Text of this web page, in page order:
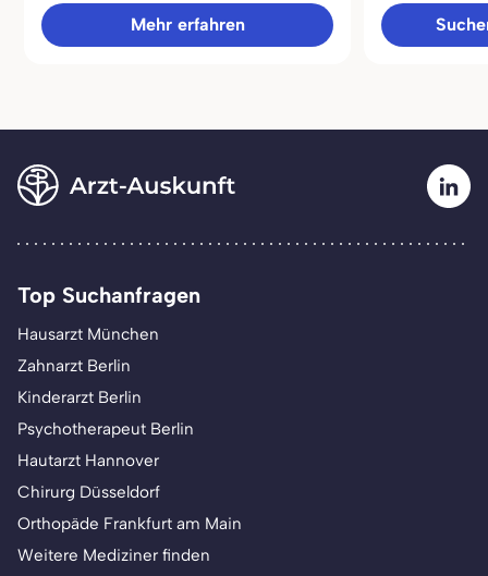
Mehr erfahren
Top Suchanfragen
Hausarzt München
Zahnarzt Berlin
Kinderarzt Berlin
Psychotherapeut Berlin
Hautarzt Hannover
Chirurg Düsseldorf
Orthopäde Frankfurt am Main
Weitere Mediziner finden